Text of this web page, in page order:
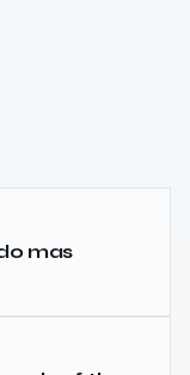
mas